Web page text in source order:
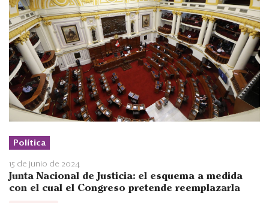
Política
15 de junio de 2024
Junta Nacional de Justicia: el esquema a medida
con el cual el Congreso pretende reemplazarla